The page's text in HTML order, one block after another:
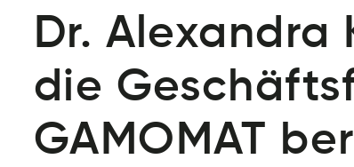
Dr. Alexandra
die
GAMOMAT